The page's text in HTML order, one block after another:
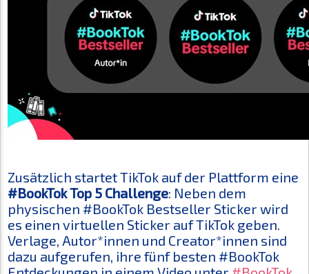
Zusätzlich startet TikTok auf der Plattform eine
#BookTok Top 5 Challenge: Neben dem
physischen #BookTok Bestseller Sticker wird
es einen virtuellen Sticker auf TikTok geben.
Verlage, Autor*innen und Creator*innen sind
dazu aufgerufen, ihre fünf besten #BookTok